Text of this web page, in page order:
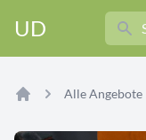
UD
Search
Alle Angebote